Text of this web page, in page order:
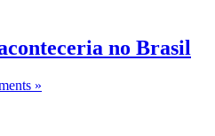
no Brasil
»